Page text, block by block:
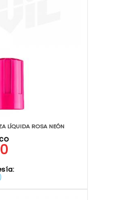
LÍQUIDA ROSA NEÓN